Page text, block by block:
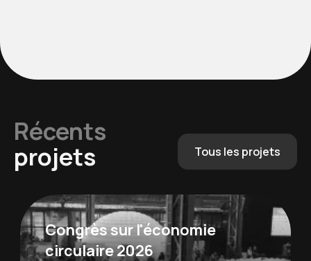
Récents
projets
Tous les projets
Congrès sur l'économie
circulaire 2026